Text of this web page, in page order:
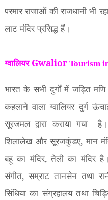
परमार राजाओं की राजधानी भी
लाट मंदिर प्रसिद्ध हैं।
ग्वालियर Gwalior Tourism
भारत के सभी दुर्गों में जड़ित
कहलाने वाला ग्वालियर दुर्ग
सूरजमल द्वारा कराया गया
शिलालेख और सूरजकुंडए, मान
बहू का मंदिर, तेली का मंदिर
संगीत, सम्राट तानसेन तथा
सिंधिया का संग्रहालय तथा